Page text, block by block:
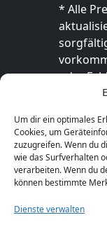
Um dir ein optimales
Cookies, um
zuzugreifen. Wenn du
wie das Surfverhalten
verarbeiten. Wenn du
können bestimmte
Dienste verwalten
* Alle
oder
Shop
direkt